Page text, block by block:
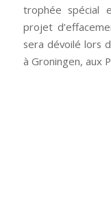
trophée spécial
projet
sera dévoilé lors
à Groningen, aux